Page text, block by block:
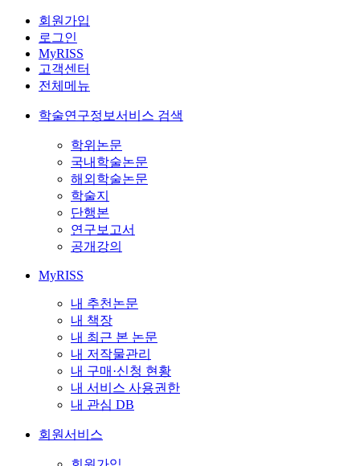
회원가입
로그인
MyRISS
고객센터
전체메뉴
학술연구정보서비스 검색
학위논문
국내학술논문
해외학술논문
학술지
단행본
연구보고서
공개강의
MyRISS
내 추천논문
내 책장
내 최근 본 논문
내 저작물관리
내 구매·신청 현황
내 서비스 사용권한
내 관심 DB
회원서비스